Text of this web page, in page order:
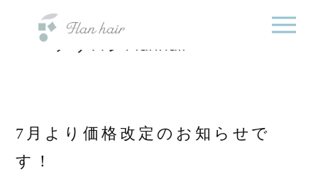
院・半個室オーガニック
ヘアサロンFlanhair
7月より価格改定のお知らせで
す！